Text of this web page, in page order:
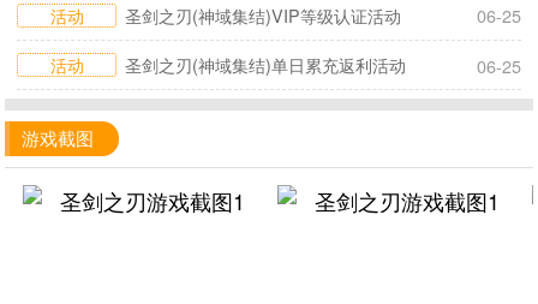
活动 圣剑之刃(神域集结)VIP等级认证活动
06-25
活动
圣剑之刃(神域集结)单日累充返利活动 06-25
游戏截图